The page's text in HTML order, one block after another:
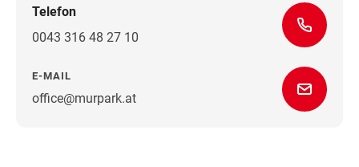
Telefon
0043 316 48 27 10
E-MAIL
office@murpark.at